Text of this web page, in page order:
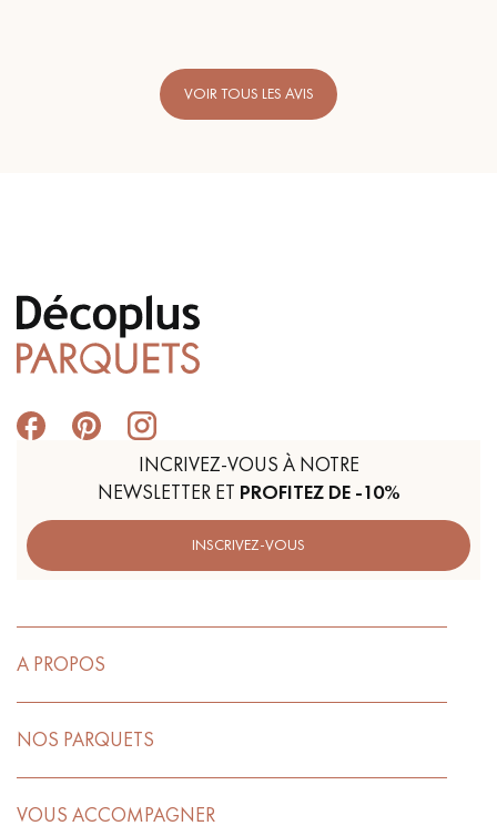
VOIR TOUS LES AVIS
INCRIVEZ-VOUS À NOTRE
NEWSLETTER ET PROFITEZ DE -10%
INSCRIVEZ-VOUS
A PROPOS
NOS PARQUETS
VOUS ACCOMPAGNER